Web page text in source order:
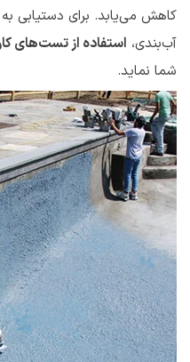
کاهش می‌یابد. برای دستیابی
آب‌بندی، استفاده از تست‌های
شما نماید.